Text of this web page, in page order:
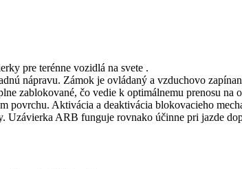
pre terénne vozidlá na svete .
nápravu. Zámok je ovládaný a vzduchovo
zablokované, čo vedie k optimálnemu prenosu na
povrchu. Aktivácia a deaktivácia blokovacieho
Uzávierka ARB funguje rovnako účinne pri jazde